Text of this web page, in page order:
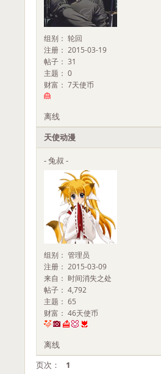
组别： 轮回
注册： 2015-03-19
帖子： 31
主题： 0
财富： 7天使币
离线
天使动漫
- 兔叔 -
组别： 管理员
注册： 2015-03-09
来自： 时间消失之处
帖子： 4,792
主题： 65
财富： 46天使币
离线
页次：
1